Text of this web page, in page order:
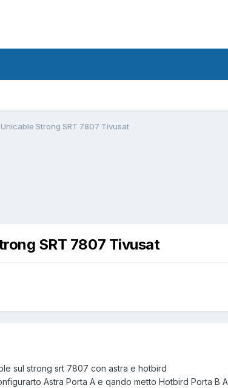
Strong SRT 7807 Tivusat
SRT 7807 Tivusat
sul strong srt 7807 con astra e hotbird
Astra Porta A e qando metto Hotbird Porta B